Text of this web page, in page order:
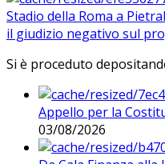
Stadio della Roma a
il giudizio negativo sul
Si è proceduto
Appello per la
03/08/2026